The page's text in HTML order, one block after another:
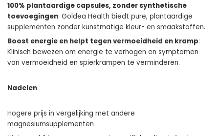
100% plantaardige capsules, zonder synthetische
toevoegingen: Goldea Health biedt pure, plantaardige
supplementen zonder kunstmatige kleur- en smaakstoffen.
Boost energie en helpt tegen vermoeidheid en kramp:
Klinisch bewezen om energie te verhogen en symptomen
van vermoeidheid en spierkrampen te verminderen.
Nadelen
Hogere prijs in vergelijking met andere
magnesiumsupplementen